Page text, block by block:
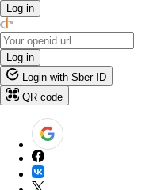
Log in
Log in
Login with Sber ID
QR code